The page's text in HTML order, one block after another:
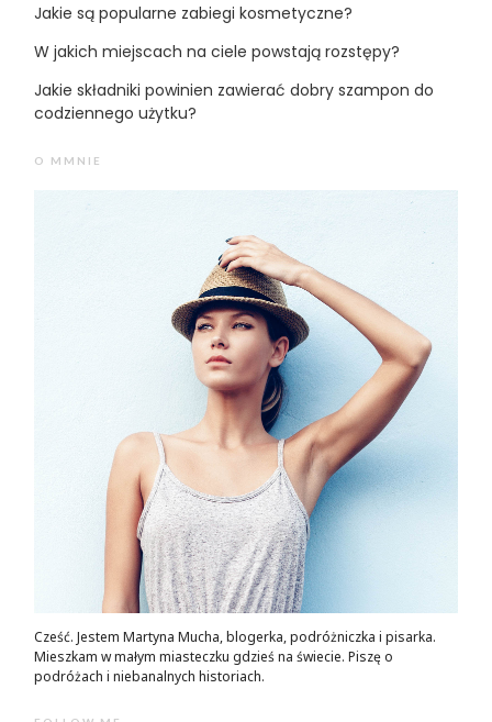
Jakie są popularne zabiegi kosmetyczne?
W jakich miejscach na ciele powstają rozstępy?
Jakie składniki powinien zawierać dobry szampon do
codziennego użytku?
O MMNIE
Cześć. Jestem Martyna Mucha, blogerka, podróżniczka i pisarka.
Mieszkam w małym miasteczku gdzieś na świecie. Piszę o
podróżach i niebanalnych historiach.